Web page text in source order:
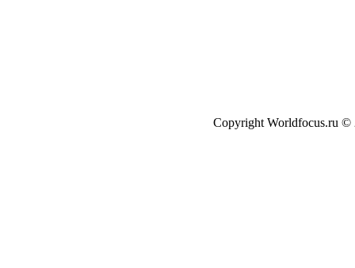
Copyright Worldfocus.ru ©